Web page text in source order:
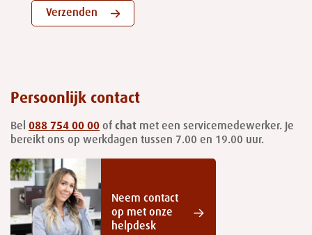
Verzenden
Persoonlijk contact
Bel 088 754 00 00 of chat met een servicemedewerker. Je
bereikt ons op werkdagen tussen 7.00 en 19.00 uur.
Neem contact
op met onze
helpdesk